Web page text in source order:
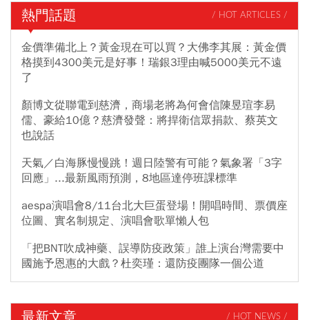
熱門話題 / HOT ARTICLES /
金價準備北上？黃金現在可以買？大佛李其展：黃金價
格摸到4300美元是好事！瑞銀3理由喊5000美元不遠
了
顏博文從聯電到慈濟，商場老將為何會信陳昱瑄李易
儒、豪給10億？慈濟發聲：將捍衛信眾捐款、蔡英文
也說話
天氣／白海豚慢慢跳！週日陸警有可能？氣象署「3字
回應」...最新風雨預測，8地區達停班課標準
aespa演唱會8/11台北大巨蛋登場！開唱時間、票價座
位圖、實名制規定、演唱會歌單懶人包
「把BNT吹成神藥、誤導防疫政策」誰上演台灣需要中
國施予恩惠的大戲？杜奕瑾：還防疫團隊一個公道
/ HOT NEWS /